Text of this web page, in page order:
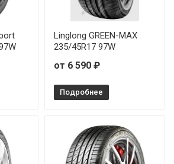
Linglong GREEN-MAX
235/45R17 97W
от 6 590 ₽
Подробнее